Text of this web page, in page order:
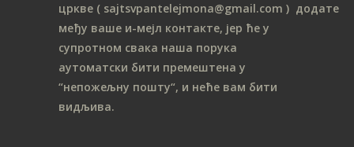
цркве ( sajtsvpantelejmona@gmail.com ) додате
међу ваше и-мејл контакте, јер ће у
супротном свака наша порука
аутоматски бити премештена у
“непожељну пошту“, и неће вам бити
видљива.